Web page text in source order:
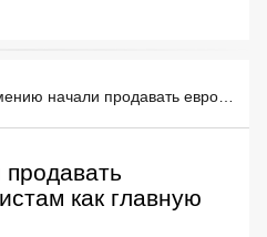
как главную